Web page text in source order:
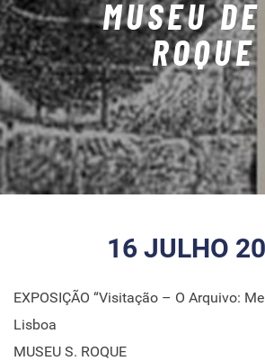
MUSEU
ROQUE
16 JULHO
EXPOSIÇÃO “Visitação – O Arquivo:
Lisboa
MUSEU S. ROQUE